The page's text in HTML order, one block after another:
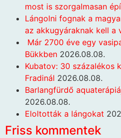
most is szorgalmasan
Lángolni fognak a
az akkugyáraknak kell a
Már 2700 éve egy
Bükkben 2026.08.08.
Kubatov: 30 százalékos
Fradinál 2026.08.08.
Barlangfürdő
2026.08.08.
Eloltották a lángokat
Friss kommentek